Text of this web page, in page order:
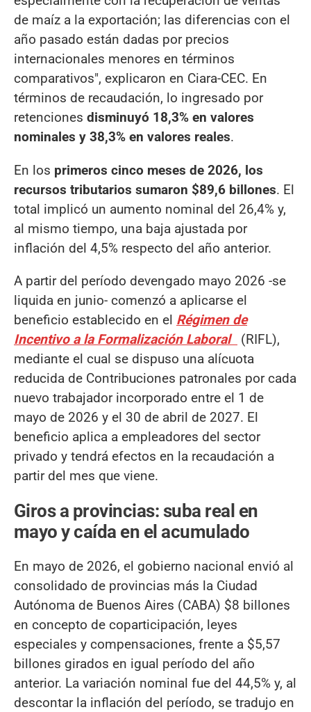
de maíz a la exportación; las diferencias con el
año pasado están dadas por precios
internacionales menores en términos
comparativos", explicaron en Ciara-CEC. En
términos de recaudación, lo ingresado por
retenciones disminuyó 18,3% en valores
nominales y 38,3% en valores reales.
En los primeros cinco meses de 2026, los
recursos tributarios sumaron $89,6 billones. El
total implicó un aumento nominal del 26,4% y,
al mismo tiempo, una baja ajustada por
inflación del 4,5% respecto del año anterior.
A partir del período devengado mayo 2026 -se
liquida en junio- comenzó a aplicarse el
beneficio establecido en el Régimen de
Incentivo a la Formalización Laboral
(RIFL),
mediante el cual se dispuso una alícuota
reducida de Contribuciones patronales por cada
nuevo trabajador incorporado entre el 1 de
mayo de 2026 y el 30 de abril de 2027. El
beneficio aplica a empleadores del sector
privado y tendrá efectos en la recaudación a
partir del mes que viene.
Giros a provincias: suba real en
mayo y caída en el acumulado
En mayo de 2026, el gobierno nacional envió al
consolidado de provincias más la Ciudad
Autónoma de Buenos Aires (CABA) $8 billones
en concepto de coparticipación, leyes
especiales y compensaciones, frente a $5,57
billones girados en igual período del año
anterior. La variación nominal fue del 44,5% y, al
descontar la inflación del período, se tradujo en